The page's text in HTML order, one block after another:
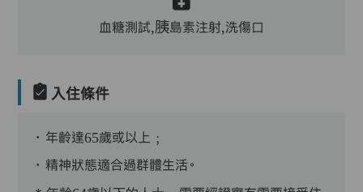
血糖測試,胰島素注射,洗傷口
入住條件
．年齡達65歲或以上﹔
．精神狀態適合過群體生活。